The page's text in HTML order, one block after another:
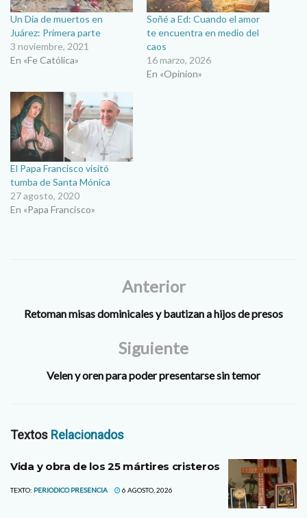
Un Día de muertos en
Juárez: Primera parte
3 noviembre, 2021
En «Fe Católica»
Soñé a Ed: Cuando el amor
te encuentra en medio del
caos
16 marzo, 2026
En «Opinion»
El Papa Francisco visitó
tumba de Santa Mónica
27 agosto, 2020
En «Papa Francisco»
Anterior
Retoman misas dominicales y bautizan a hijos de presos
Siguiente
Velen y oren para poder presentarse sin temor
Textos Relacionados
Vida y obra de los 25 mártires cristeros
TEXTO: PERIODICO PRESENCIA 6 AGOSTO, 2026